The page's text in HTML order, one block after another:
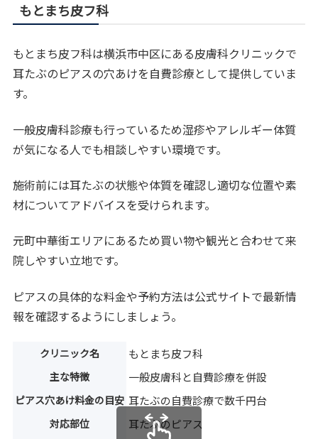
もとまち皮フ科
もとまち皮フ科は横浜市中区にある皮膚科クリニックで
耳たぶのピアスの穴あけを自費診療として提供していま
す。
一般皮膚科診療も行っているため湿疹やアレルギー体質
が気になる人でも相談しやすい環境です。
施術前には耳たぶの状態や体質を確認し適切な位置や素
材についてアドバイスを受けられます。
元町中華街エリアにあるため買い物や観光と合わせて来
院しやすい立地です。
ピアスの具体的な料金や予約方法は公式サイトで最新情
報を確認するようにしましょう。
クリニック名 もとまち皮フ科
主な特徴 一般皮膚科と自費診療を併設
ピアス穴あけ料金の目安 耳たぶの自費診療で数千円台
対応部位 耳たぶのピアス